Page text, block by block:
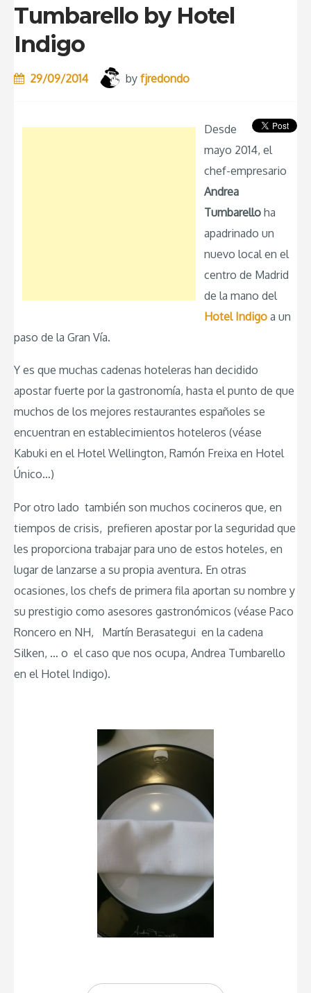
Tumbarello by Hotel
Indigo
29/09/2014 by fjredondo
Desde
mayo 2014, el
chef-empresario
Andrea
Tumbarello ha
apadrinado un
nuevo local en el
centro de Madrid
de la mano del
Hotel Indigo a un
paso de la Gran Vía.
Y es que muchas cadenas hoteleras han decidido
apostar fuerte por la gastronomía, hasta el punto de que
muchos de los mejores restaurantes españoles se
encuentran en establecimientos hoteleros (véase
Kabuki en el Hotel Wellington, Ramón Freixa en Hotel
Único…)
Por otro lado también son muchos cocineros que, en
tiempos de crisis, prefieren apostar por la seguridad que
les proporciona trabajar para uno de estos hoteles, en
lugar de lanzarse a su propia aventura. En otras
ocasiones, los chefs de primera fila aportan su nombre y
su prestigio como asesores gastronómicos (véase Paco
Roncero en NH, Martín Berasategui en la cadena
Silken, … o el caso que nos ocupa, Andrea Tumbarello
en el Hotel Indigo).